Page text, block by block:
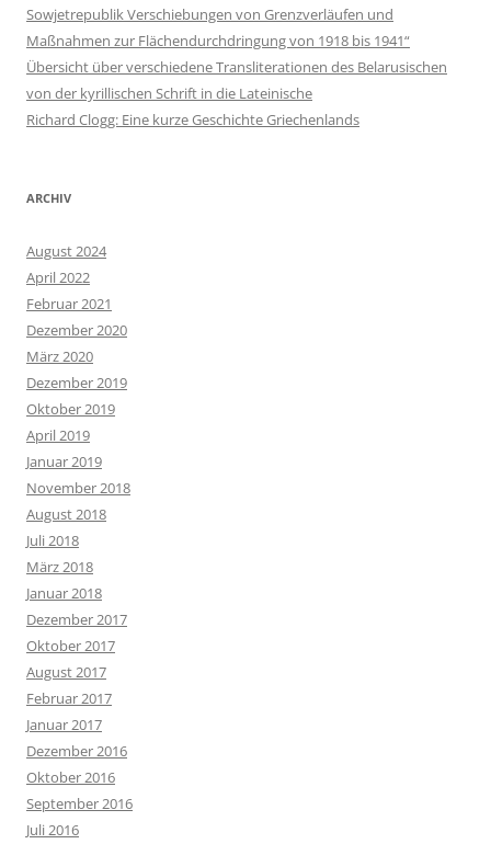
Sowjetrepublik Verschiebungen von Grenzverläufen und
Maßnahmen zur Flächendurchdringung von 1918 bis 1941“
Übersicht über verschiedene Transliterationen des Belarusischen
von der kyrillischen Schrift in die Lateinische
Richard Clogg: Eine kurze Geschichte Griechenlands
ARCHIV
August 2024
April 2022
Februar 2021
Dezember 2020
März 2020
Dezember 2019
Oktober 2019
April 2019
Januar 2019
November 2018
August 2018
Juli 2018
März 2018
Januar 2018
Dezember 2017
Oktober 2017
August 2017
Februar 2017
Januar 2017
Dezember 2016
Oktober 2016
September 2016
Juli 2016